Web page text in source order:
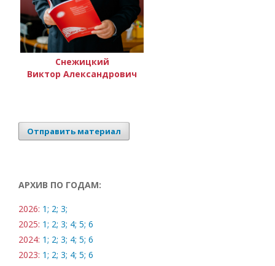
Снежицкий
Виктор Александрович
Отправить материал
АРХИВ ПО ГОДАМ:
2026: 1; 2; 3;
2025: 1; 2; 3; 4; 5; 6
2024: 1; 2; 3; 4; 5; 6
2023: 1; 2; 3; 4; 5; 6